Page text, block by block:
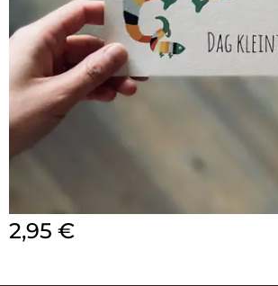
2,95 €